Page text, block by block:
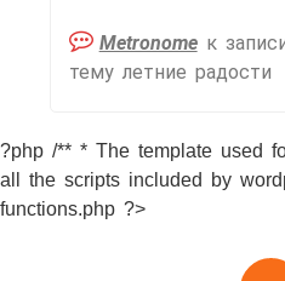
Metronomeк
тему летние радости
?php /** * The template used
all the scripts included by
functions.php ?>